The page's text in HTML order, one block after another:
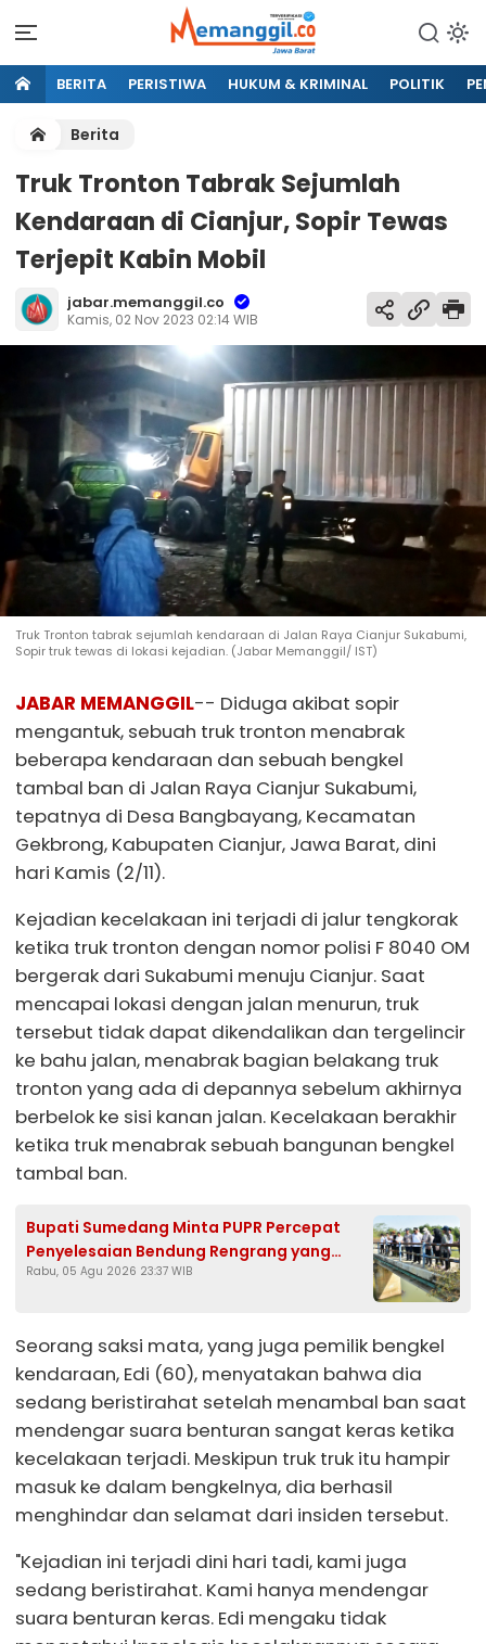
BERITA PERISTIWA HUKUM & KRIMINAL POLITIK
Berita
Truk Tronton Tabrak Sejumlah
Kendaraan di Cianjur, Sopir Tewas
Terjepit Kabin Mobil
jabar.memanggil.co
Kamis, 02 Nov 2023 02:14 WIB
Truk Tronton tabrak sejumlah kendaraan di Jalan Raya Cianjur Sukabumi,
Sopir truk tewas di lokasi kejadian. (Jabar Memanggil/ IST)
JABAR MEMANGGIL-- Diduga akibat sopir
mengantuk, sebuah truk tronton menabrak
beberapa kendaraan dan sebuah bengkel
tambal ban di Jalan Raya Cianjur Sukabumi,
tepatnya di Desa Bangbayang, Kecamatan
Gekbrong, Kabupaten Cianjur, Jawa Barat, dini
hari Kamis (2/11).
Kejadian kecelakaan ini terjadi di jalur tengkorak
ketika truk tronton dengan nomor polisi F 8040 OM
bergerak dari Sukabumi menuju Cianjur. Saat
mencapai lokasi dengan jalan menurun, truk
tersebut tidak dapat dikendalikan dan tergelincir
ke bahu jalan, menabrak bagian belakang truk
tronton yang ada di depannya sebelum akhirnya
berbelok ke sisi kanan jalan. Kecelakaan berakhir
ketika truk menabrak sebuah bangunan bengkel
tambal ban.
Bupati Sumedang Minta PUPR Percepat
Penyelesaian Bendung Rengrang yang
Belum Berfungsi Optimal
Rabu, 05 Agu 2026 23:37 WIB
Seorang saksi mata, yang juga pemilik bengkel
kendaraan, Edi (60), menyatakan bahwa dia
sedang beristirahat setelah menambal ban saat
mendengar suara benturan sangat keras ketika
kecelakaan terjadi. Meskipun truk truk itu hampir
masuk ke dalam bengkelnya, dia berhasil
menghindar dan selamat dari insiden tersebut.
"Kejadian ini terjadi dini hari tadi, kami juga
sedang beristirahat. Kami hanya mendengar
suara benturan keras. Edi mengaku tidak